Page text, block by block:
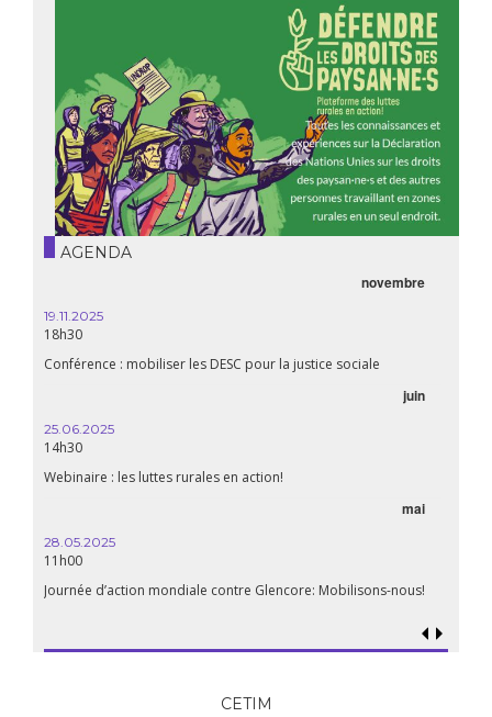
AGENDA
novembre
19.11.2025
18h30
Conférence : mobiliser les DESC pour la justice sociale
juin
25.06.2025
14h30
Webinaire : les luttes rurales en action!
mai
28.05.2025
11h00
Journée d’action mondiale contre Glencore: Mobilisons-nous!
CETIM